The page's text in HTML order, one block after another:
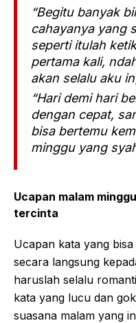
“Begitu banyak
cahayanya yang
seperti itulah
pertama kali,
akan selalu aku
“Hari demi hari
dengan cepat,
bisa bertemu
minggu yang
Ucapan malam
tercinta
Ucapan kata yang
secara langsung
haruslah selalu
kata yang lucu dan
suasana malam yang